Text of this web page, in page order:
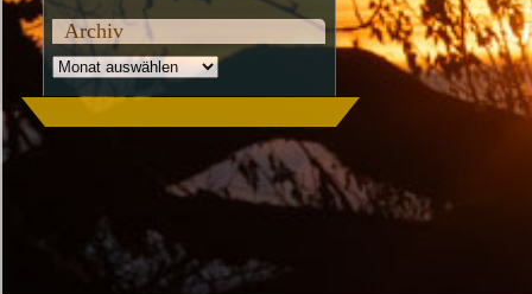
Archiv
Archiv